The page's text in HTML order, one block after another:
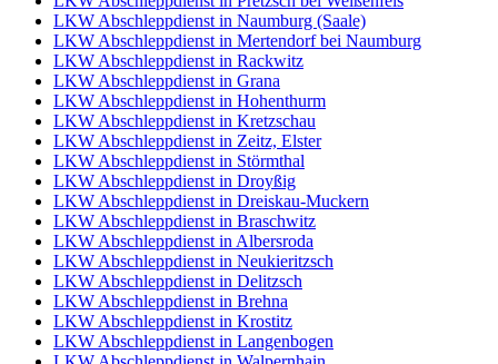
LKW Abschleppdienst in Naumburg (Saale)
LKW Abschleppdienst in Mertendorf bei Naumburg
LKW Abschleppdienst in Rackwitz
LKW Abschleppdienst in Grana
LKW Abschleppdienst in Hohenthurm
LKW Abschleppdienst in Kretzschau
LKW Abschleppdienst in Zeitz, Elster
LKW Abschleppdienst in Störmthal
LKW Abschleppdienst in Droyßig
LKW Abschleppdienst in Dreiskau-Muckern
LKW Abschleppdienst in Braschwitz
LKW Abschleppdienst in Albersroda
LKW Abschleppdienst in Neukieritzsch
LKW Abschleppdienst in Delitzsch
LKW Abschleppdienst in Brehna
LKW Abschleppdienst in Krostitz
LKW Abschleppdienst in Langenbogen